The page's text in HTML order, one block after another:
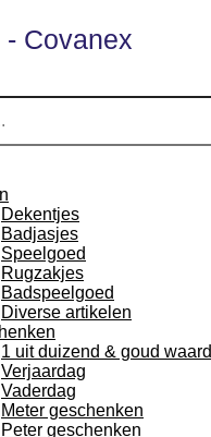
Covanex
Dekentjes
Badjasjes
Speelgoed
Rugzakjes
Badspeelgoed
Diverse artikelen
1 uit duizend & goud waard
Verjaardag
Vaderdag
Meter geschenken
Peter geschenken